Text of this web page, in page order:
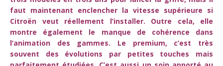
faut maintenant enclencher la vitesse supérieure si
Citroën veut réellement l’installer. Outre cela, elle
montre également le manque de cohérence dans
l’animation des gammes. Le premium, c’est très
souvent des évolutions par petites touches mais